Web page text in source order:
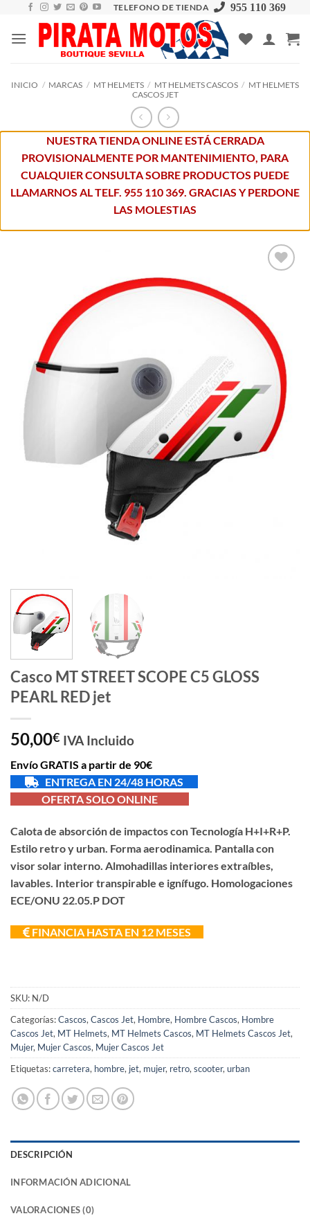
content
TELEFONO DE TIENDA 955 110 369
INICIO / MARCAS / MT HELMETS / MT HELMETS CASCOS / MT HELMETS
CASCOS JET
NUESTRA TIENDA ONLINE ESTÁ CERRADA
PROVISIONALMENTE POR MANTENIMIENTO, PARA
CUALQUIER CONSULTA SOBRE PRODUCTOS PUEDE
LLAMARNOS AL TELF. 955 110 369. GRACIAS Y PERDONE
LAS MOLESTIAS
deseos
Casco MT STREET SCOPE C5 GLOSS
PEARL RED jet
50,00€ IVA Incluido
Envío GRATIS a partir de 90€
ENTREGA EN 24/48 HORAS
OFERTA SOLO ONLINE
Calota de absorción de impactos con Tecnología H+I+R+P.
Estilo retro y urban. Forma aerodinamica. Pantalla con
visor solar interno. Almohadillas interiores extraíbles,
lavables. Interior transpirable e ignífugo. Homologaciones
ECE/ONU 22.05.P DOT
FINANCIA HASTA EN 12 MESES
SKU: N/D
Categorías:Cascos, Cascos Jet, Hombre, Hombre Cascos, Hombre
Cascos Jet, MT Helmets, MT Helmets Cascos, MT Helmets Cascos Jet,
Mujer, Mujer Cascos, Mujer Cascos Jet
Etiquetas:carretera, hombre, jet, mujer, retro, scooter, urban
DESCRIPCIÓN
INFORMACIÓN ADICIONAL
VALORACIONES (0)